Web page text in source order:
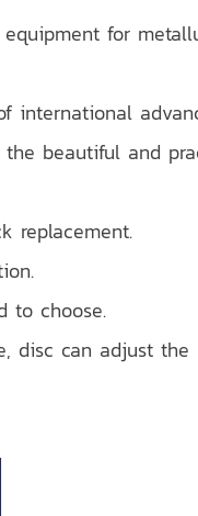
for
beautiful and
replacement.
to choose.
disc can adjust